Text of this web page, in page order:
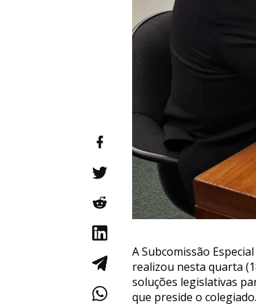
A Subcomissão
realizou nesta quarta
soluções legislativas
que preside o colegiado.